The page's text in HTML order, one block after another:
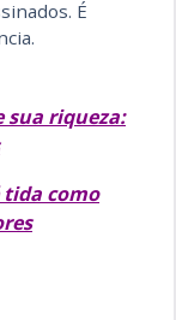
É
sua riqueza:
como